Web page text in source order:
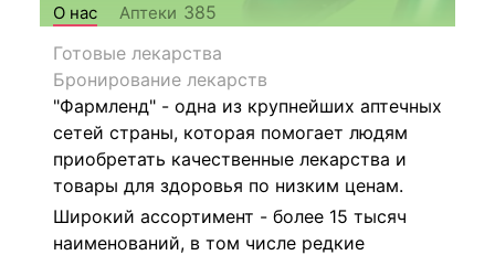
О нас Аптеки 385
Готовые лекарства
Бронирование лекарств
"Фармленд" - одна из крупнейших аптечных
сетей страны, которая помогает людям
приобретать качественные лекарства и
товары для здоровья по низким ценам.
Широкий ассортимент - более 15 тысяч
наименований, в том числе редкие